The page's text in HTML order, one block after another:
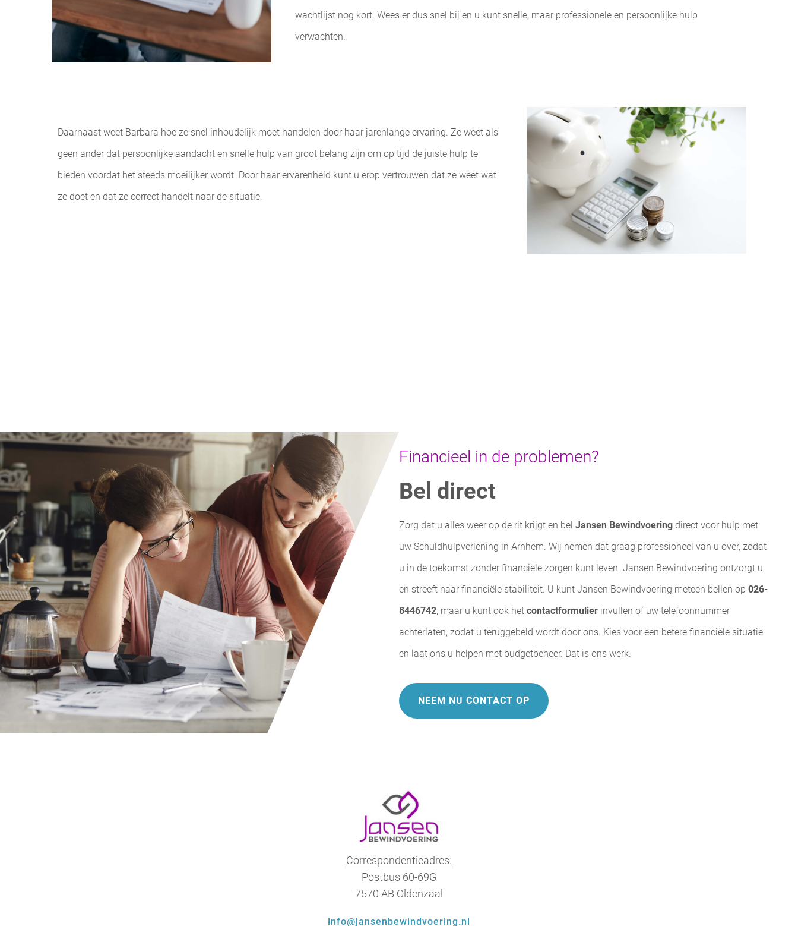
wachtlijst nog kort. Wees er dus snel bij en u kunt snelle, maar professionele en persoonlijke hulp
verwachten.
Daarnaast weet Barbara hoe ze snel inhoudelijk moet handelen door haar jarenlange ervaring. Ze weet als
geen ander dat persoonlijke aandacht en snelle hulp van groot belang zijn om op tijd de juiste hulp te
bieden voordat het steeds moeilijker wordt. Door haar ervarenheid kunt u erop vertrouwen dat ze weet wat
ze doet en dat ze correct handelt naar de situatie.
Financieel in de problemen?
Bel direct
Zorg dat u alles weer op de rit krijgt en bel Jansen Bewindvoering direct voor hulp met
uw Schuldhulpverlening in Arnhem. Wij nemen dat graag professioneel van u over, zodat
u in de toekomst zonder financiële zorgen kunt leven. Jansen Bewindvoering ontzorgt u
en streeft naar financiële stabiliteit. U kunt Jansen Bewindvoering meteen bellen op 026-
8446742, maar u kunt ook het contactformulier invullen of uw telefoonnummer
achterlaten, zodat u teruggebeld wordt door ons. Kies voor een betere financiële situatie
en laat ons u helpen met budgetbeheer. Dat is ons werk.
NEEM NU CONTACT OP
Correspondentieadres:
Postbus 60-69G
7570 AB Oldenzaal
info@jansenbewindvoering.nl